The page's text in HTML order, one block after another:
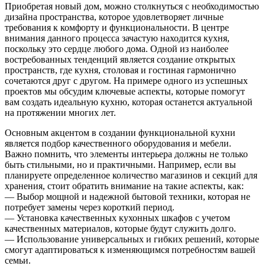
Приобретая новый дом, можно столкнуться с необходимостью
дизайна пространства, которое удовлетворяет личные
требования к комфорту и функциональности. В центре
внимания данного процесса зачастую находится кухня,
поскольку это сердце любого дома. Одной из наиболее
востребованных тенденций является создание открытых
пространств, где кухня, столовая и гостиная гармонично
сочетаются друг с другом. На примере одного из успешных
проектов мы обсудим ключевые аспекты, которые помогут
вам создать идеальную кухню, которая останется актуальной
на протяжении многих лет.
Основным акцентом в создании функциональной кухни
является подбор качественного оборудования и мебели.
Важно помнить, что элементы интерьера должны не только
быть стильными, но и практичными. Например, если вы
планируете определенное количество магазинов и секций для
хранения, стоит обратить внимание на такие аспекты, как:
— Выбор мощной и надежной бытовой техники, которая не
потребует замены через короткий период.
— Установка качественных кухонных шкафов с учетом
качественных материалов, которые будут служить долго.
— Использование универсальных и гибких решений, которые
смогут адаптироваться к изменяющимся потребностям вашей
семьи.